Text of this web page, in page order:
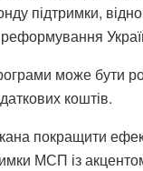
підтримки,
реформування
може бути
коштів.
покращити
МСП із